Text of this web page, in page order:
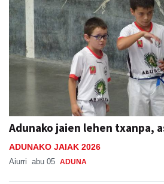
Adunako jaien lehen txanpa,
ADUNAKO JAIAK 2026
Aiurri abu 05 ADUNA